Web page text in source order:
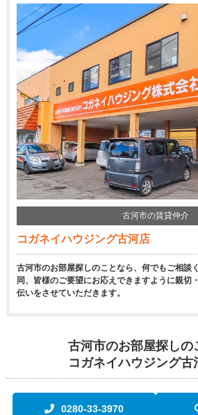
古河市の賃貸仲介
コガネイハウジング古河店
古河市のお部屋探しのことなら、何でもご相談
同、皆様のご要望にお応えできますように親切
伝いをさせていただきます。
古河市のお部屋探しの
コガネイハウジング古
0280-33-3970